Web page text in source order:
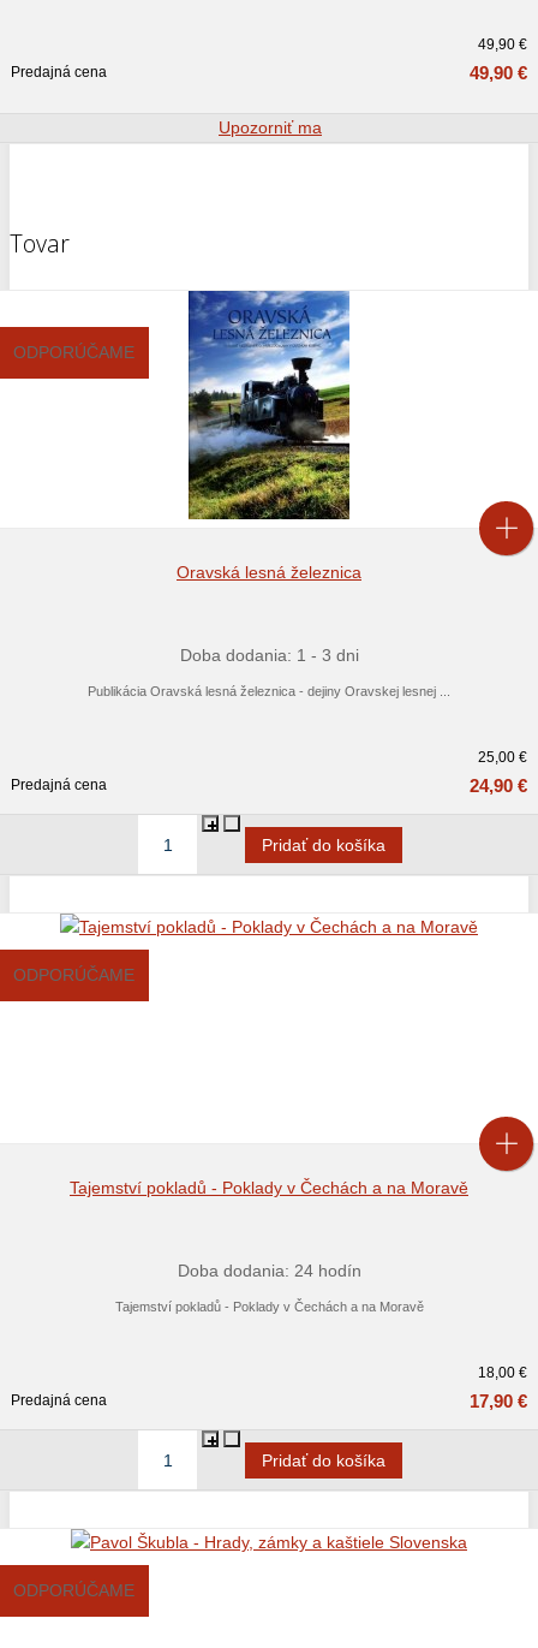
49,90 €
Predajná cena
49,90 €
Upozorniť ma
Tovar
ODPORÚČAME
Oravská lesná železnica
Doba dodania: 1 - 3 dni
Publikácia Oravská lesná železnica - dejiny Oravskej lesnej ...
25,00 €
Predajná cena
24,90 €
ODPORÚČAME
Tajemství pokladů - Poklady v Čechách a na Moravě
Doba dodania: 24 hodín
Tajemství pokladů - Poklady v Čechách a na Moravě
18,00 €
Predajná cena
17,90 €
ODPORÚČAME